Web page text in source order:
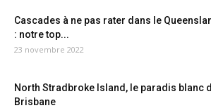
Cascades à ne pas rater dans le
: notre top...
23 novembre 2022
North Stradbroke Island, le paradis blanc
Brisbane